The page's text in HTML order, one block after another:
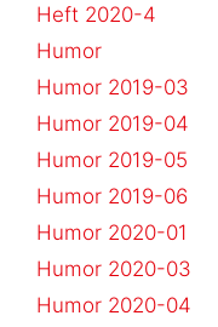
Heft 2020-4
Humor
Humor 2019-03
Humor 2019-04
Humor 2019-05
Humor 2019-06
Humor 2020-01
Humor 2020-03
Humor 2020-04